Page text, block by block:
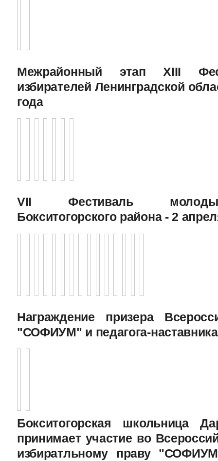
Межрайонный этап XIII
избирателей Ленинградской
года
VII Фестиваль
Бокситогорского района - 2
Награждение призера
"СОФИУМ" и педагога-наставника
Бокситогорская школьница
принимает участие во
избиратльному праву